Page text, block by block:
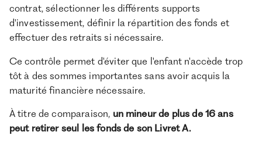
contrat, sélectionner les différents supports
d'investissement, définir la répartition des fonds et
effectuer des retraits si nécessaire.
Ce contrôle permet d'éviter que l'enfant n'accède trop
tôt à des sommes importantes sans avoir acquis la
maturité financière nécessaire.
À titre de comparaison, un mineur de plus de 16 ans
peut retirer seul les fonds de son Livret A.